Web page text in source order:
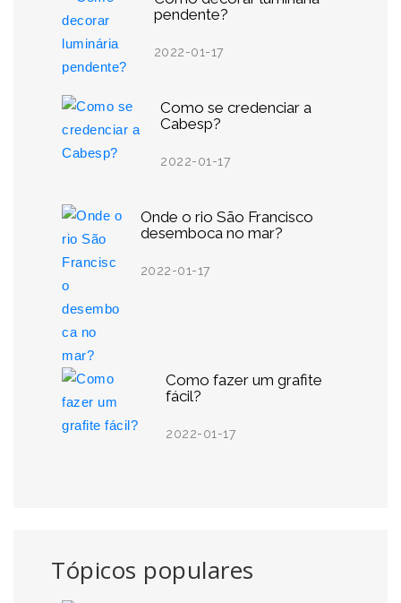
pendente?
2022-01-17
Como se credenciar a
Cabesp?
2022-01-17
Onde o rio São Francisco
desemboca no mar?
2022-01-17
Como fazer um grafite
fácil?
2022-01-17
Tópicos populares